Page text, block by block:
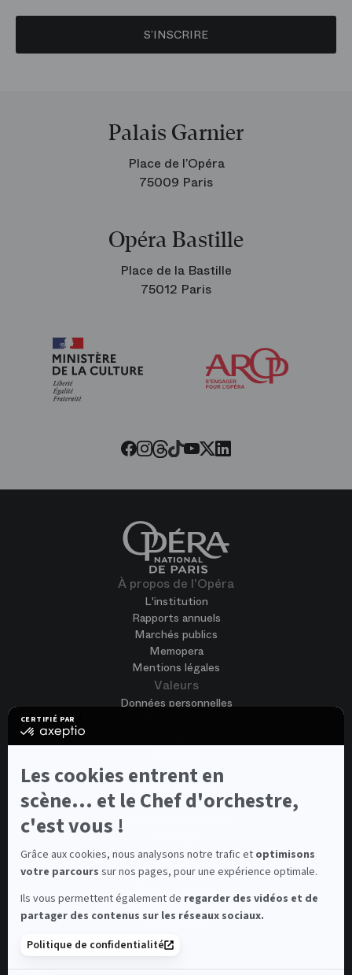
CERTIFIÉ PAR
certifié
En
plus
Axeptio
Les cookies entrent en
scène... et le Chef d'orchestre,
c'est vous !
Grâce aux cookies, nous analysons notre trafic et optimisons
votre parcours sur nos pages, pour une expérience optimale.
Ils vous permettent également de regarder des vidéos et de
partager des contenus sur les réseaux sociaux.
Politique de confidentialité
S’INSCRIRE
Palais Garnier
Place de l’Opéra
75009 Paris
Opéra Bastille
Place de la Bastille
75012 Paris
Facebook
Instagram
Threads
Tiktok
Youtube
Twitter
LinkedIn
À propos de l'Opéra
L'institution
Rapports annuels
Marchés publics
Memopera
Mentions légales
Valeurs
Données personnelles
Nous rejoindre
Offres d'emploi
Candidature spontanée
Concours et auditions
Contacts
Contacts spectateurs et visiteurs
Médiateur de la consommation
Newsletter
FAQ